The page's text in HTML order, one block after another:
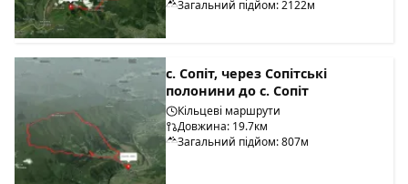
Загальний підйом: 2122м
с. Сопіт, через Сопітські
полонини до с. Сопіт
Кільцеві маршрути
Довжина: 19.7км
Загальний підйом: 807м